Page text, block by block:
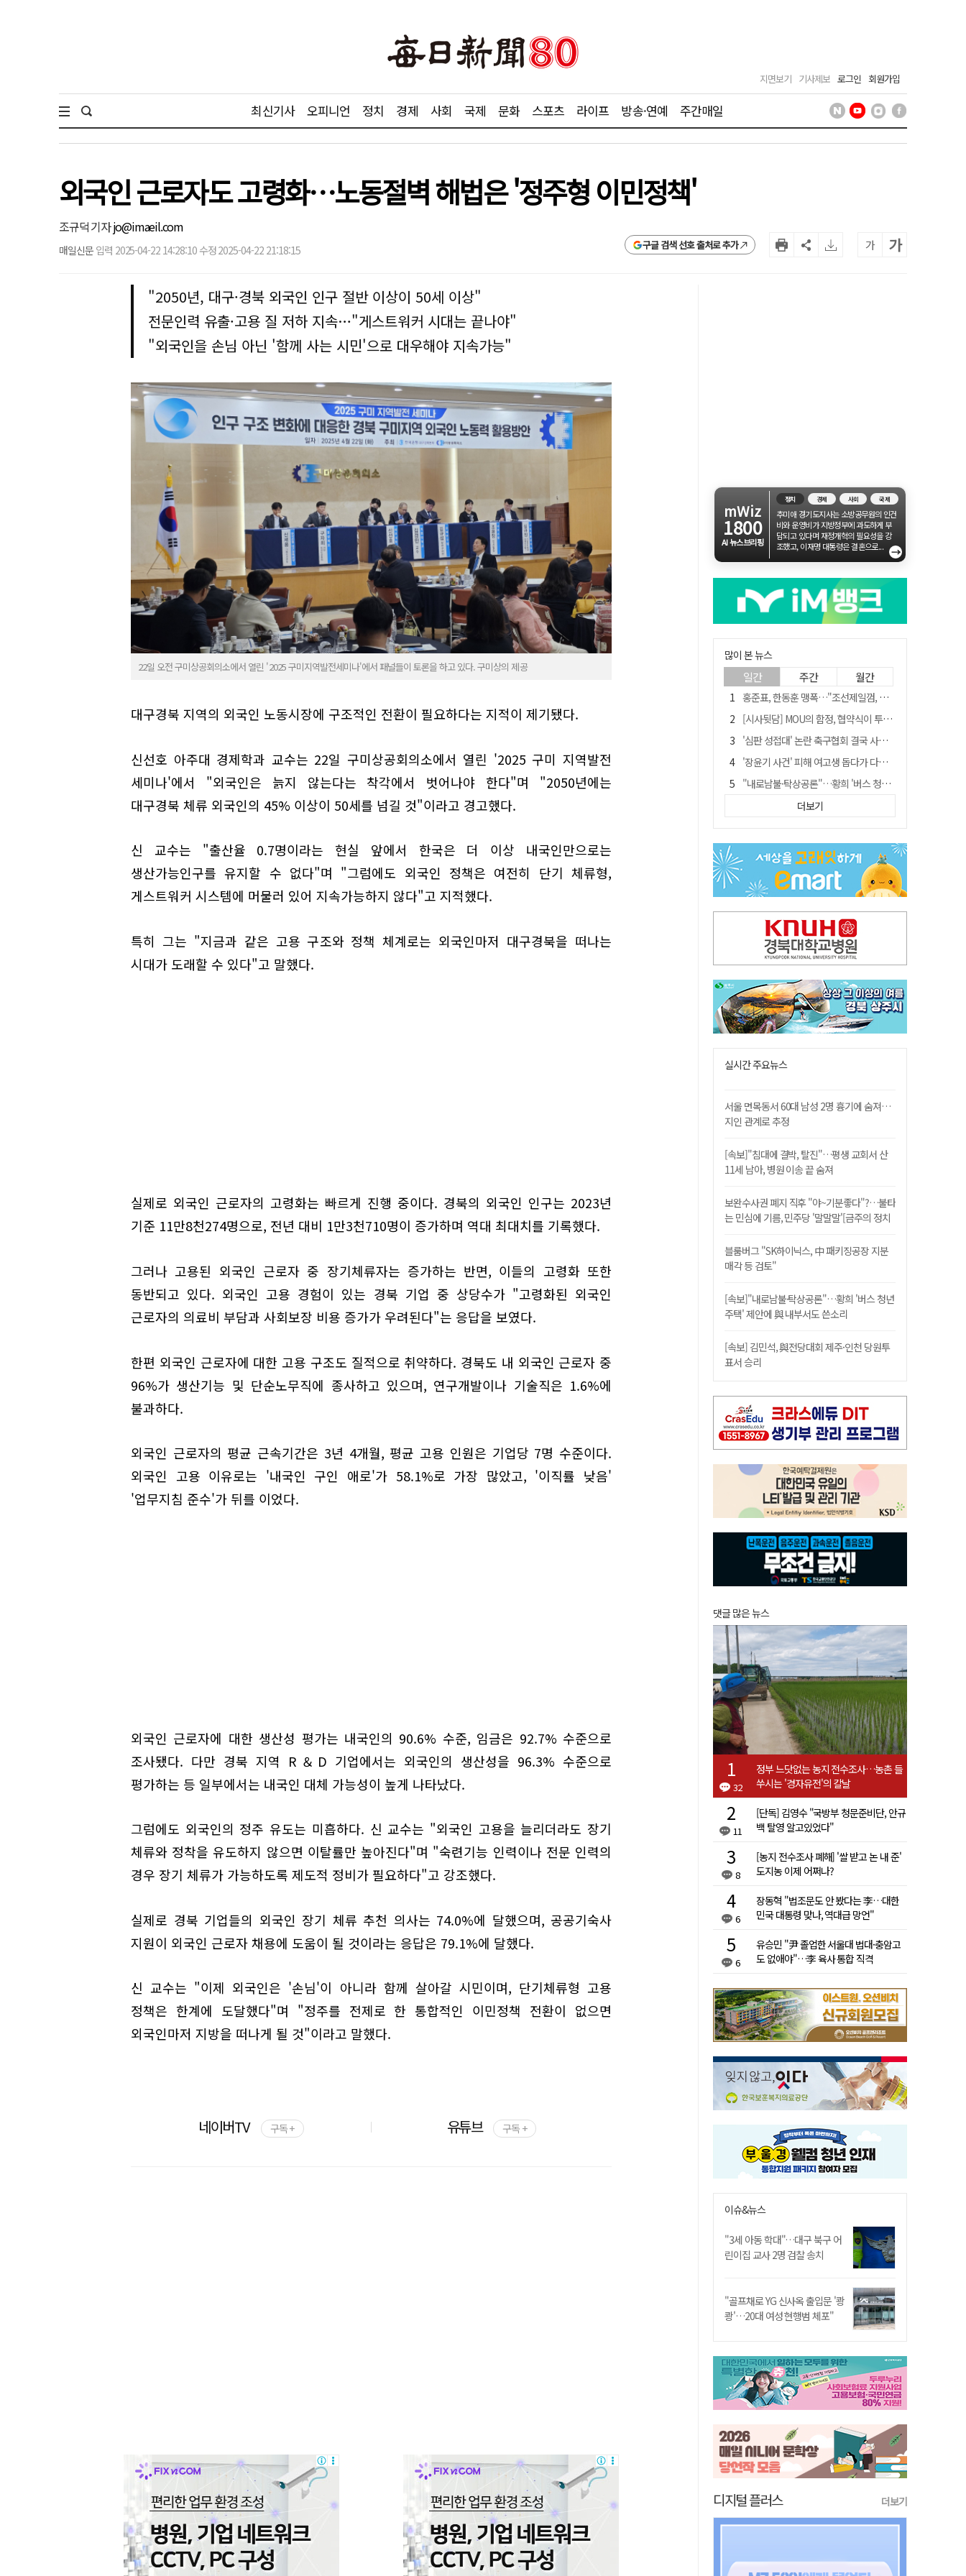
지면보기 기사제보 로그인 회원가입
최신기사 오피니언 정치 경제 사회 국제 문화 스포츠 라이프 방송·연예 주간매일
외국인 근로자도 고령화…노동절벽 해법은 '정주형 이민정책'
조규덕 기자jo@imaeil.com
매일신문 입력 2025-04-22 14:28:10 수정 2025-04-22 21:18:15 구글 검색 선호 출처로 추가 가 가
"2050년, 대구·경북 외국인 인구 절반 이상이 50세 이상"
전문인력 유출·고용 질 저하 지속…"게스트워커 시대는 끝나야"
"외국인을 손님 아닌 '함께 사는 시민'으로 대우해야 지속가능"
22일 오전 구미상공회의소에서 열린 '2025 구미지역발전세미나'에서 패널들이 토론을 하고 있다. 구미상의 제공
대구경북 지역의 외국인 노동시장에 구조적인 전환이 필요하다는 지적이 제기됐다.
신선호 아주대 경제학과 교수는 22일 구미상공회의소에서 열린 '2025 구미 지역발전
세미나'에서 "외국인은 늙지 않는다는 착각에서 벗어나야 한다"며 "2050년에는
대구경북 체류 외국인의 45% 이상이 50세를 넘길 것"이라고 경고했다.
신 교수는 "출산율 0.7명이라는 현실 앞에서 한국은 더 이상 내국인만으로는
생산가능인구를 유지할 수 없다"며 "그럼에도 외국인 정책은 여전히 단기 체류형,
게스트워커 시스템에 머물러 있어 지속가능하지 않다"고 지적했다.
특히 그는 "지금과 같은 고용 구조와 정책 체계로는 외국인마저 대구경북을 떠나는
시대가 도래할 수 있다"고 말했다.
실제로 외국인 근로자의 고령화는 빠르게 진행 중이다. 경북의 외국인 인구는 2023년
기준 11만8천274명으로, 전년 대비 1만3천710명이 증가하며 역대 최대치를 기록했다.
그러나 고용된 외국인 근로자 중 장기체류자는 증가하는 반면, 이들의 고령화 또한
동반되고 있다. 외국인 고용 경험이 있는 경북 기업 중 상당수가 "고령화된 외국인
근로자의 의료비 부담과 사회보장 비용 증가가 우려된다"는 응답을 보였다.
한편 외국인 근로자에 대한 고용 구조도 질적으로 취약하다. 경북도 내 외국인 근로자 중
96%가 생산기능 및 단순노무직에 종사하고 있으며, 연구개발이나 기술직은 1.6%에
불과하다.
외국인 근로자의 평균 근속기간은 3년 4개월, 평균 고용 인원은 기업당 7명 수준이다.
외국인 고용 이유로는 '내국인 구인 애로'가 58.1%로 가장 많았고, '이직률 낮음'
'업무지침 준수'가 뒤를 이었다.
외국인 근로자에 대한 생산성 평가는 내국인의 90.6% 수준, 임금은 92.7% 수준으로
조사됐다. 다만 경북 지역 R＆D 기업에서는 외국인의 생산성을 96.3% 수준으로
평가하는 등 일부에서는 내국인 대체 가능성이 높게 나타났다.
그럼에도 외국인의 정주 유도는 미흡하다. 신 교수는 "외국인 고용을 늘리더라도 장기
체류와 정착을 유도하지 않으면 이탈률만 높아진다"며 "숙련기능 인력이나 전문 인력의
경우 장기 체류가 가능하도록 제도적 정비가 필요하다"고 강조했다.
실제로 경북 기업들의 외국인 장기 체류 추천 의사는 74.0%에 달했으며, 공공기숙사
지원이 외국인 근로자 채용에 도움이 될 것이라는 응답은 79.1%에 달했다.
신 교수는 "이제 외국인은 '손님'이 아니라 함께 살아갈 시민이며, 단기체류형 고용
정책은 한계에 도달했다"며 "정주를 전제로 한 통합적인 이민정책 전환이 없으면
외국인마저 지방을 떠나게 될 것"이라고 말했다.
네이버TV 구독 + 유튜브 구독 +
mWiz
1800
AI 뉴스브리핑
정치 경제 사회 국제
추미애 경기도지사는 소방공무원의 인건
비와 운영비가 지방정부에 과도하게 부
담되고 있다며 재정개혁의 필요성을 강
조했고, 이재명 대통령은 결혼으로...
→
많이 본 뉴스
일간 주간 월간
홍준표, 한동훈 맹폭…"조선제일껌, 권력에 살고 권력에 죽었다"
[시사뒷담] MOU의 함정, 협약식이 투자 확정은 아니긴 해
'심판 성접대' 논란 축구협회 결국 사과…"깊이 반성, 쇄신하겠다"
'장윤기 사건' 피해 여고생 돕다가 다친 고교생, 의상자 인정
"내로남불·탁상공론"…황희 '버스 청년주택' 제안에 與 내부서도 쓴소리
"경로당 통장에 비밀번호가 적혀 있다"…전국 돌며 경로당 13곳 턴 30대 구속
예안향교 대성전, '국가지정 보물로 지정'
"침대에 결박, 탈진"…평생 교회서 산 11세 남아, 병원 이송 끝 숨져
거동 불편 모녀 덮친 새벽 화재…90대 어머니·60대 딸 숨져
더보기
실시간 주요뉴스
서울 면목동서 60대 남성 2명 흉기에 숨져…
지인 관계로 추정
[속보]"침대에 결박, 탈진"…평생 교회서 산
11세 남아, 병원 이송 끝 숨져
보완수사권 폐지 직후 "야~기분좋다"?…불타
는 민심에 기름, 민주당 '말말말'[금주의 정치
블룸버그 "SK하이닉스, 中 패키징공장 지분
매각 등 검토"
[속보]"내로남불·탁상공론"…황희 '버스 청년
주택' 제안에 與 내부서도 쓴소리
[속보] 김민석, 與전당대회 제주·인천 당원투
표서 승리
댓글 많은 뉴스
32
정부 느닷없는 농지 전수조사…농촌 들
쑤시는 '경자유전'의 칼날
11
[단독] 김영수 "국방부 청문준비단, 안규
백 탈영 알고있었다"
8
[농지 전수조사 폐해] '쌀 받고 논 내 준'
도지농 이제 어쩌나?
6
장동혁 "법조문도 안 봤다는 李…대한
민국 대통령 맞나, 역대급 망언"
6
유승민 "尹 졸업한 서울대 법대·충암고
도 없애야"…李 육사 통합 직격
이슈&뉴스
"3세 아동 학대"…대구 북구 어
린이집 교사 2명 검찰 송치
"골프채로 YG 신사옥 출입문 '쾅
쾅'…20대 여성 현행범 체포"
디지털 플러스 더보기